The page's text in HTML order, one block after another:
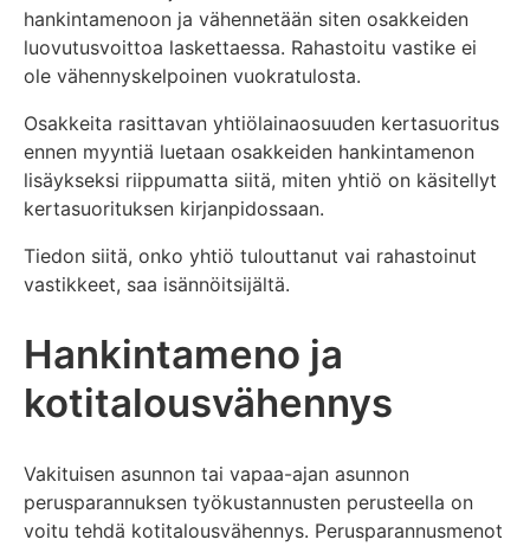
hankintamenoon ja vähennetään siten osakkeiden
luovutusvoittoa laskettaessa. Rahastoitu vastike ei
ole vähennyskelpoinen vuokratulosta.
Osakkeita rasittavan yhtiölainaosuuden kertasuoritus
ennen myyntiä luetaan osakkeiden hankintamenon
lisäykseksi riippumatta siitä, miten yhtiö on käsitellyt
kertasuorituksen kirjanpidossaan.
Tiedon siitä, onko yhtiö tulouttanut vai rahastoinut
vastikkeet, saa isännöitsijältä.
Hankintameno ja
kotitalousvähennys
Vakituisen asunnon tai vapaa-ajan asunnon
perusparannuksen työkustannusten perusteella on
voitu tehdä kotitalousvähennys. Perusparannusmenot